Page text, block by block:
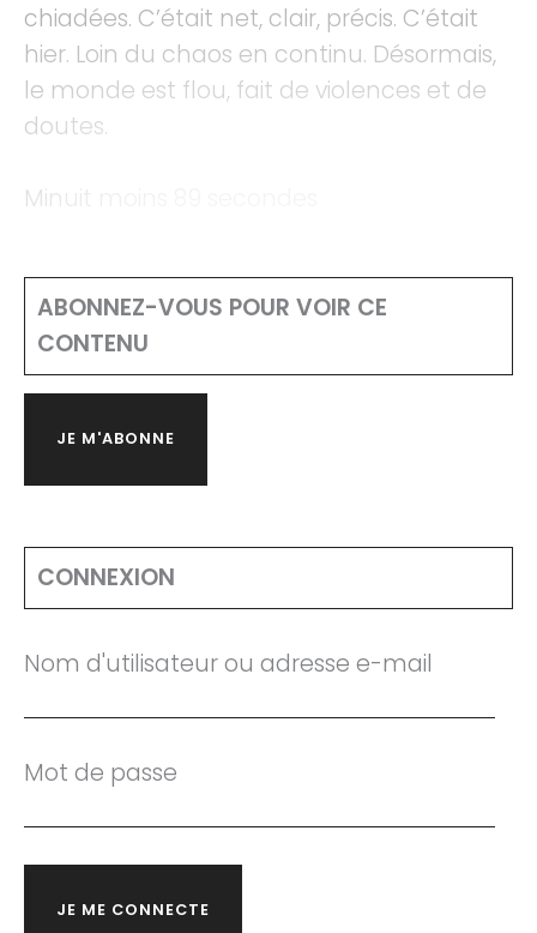
chiadées. C’était net, clair, précis. C’était
hier. Loin du chaos en continu. Désormais,
le monde est flou, fait de violences et de
doutes.
Minuit moins 89 secondes
ABONNEZ-VOUS POUR VOIR CE
CONTENU
JE M'ABONNE
CONNEXION
Nom d'utilisateur ou adresse e-mail
Mot de passe